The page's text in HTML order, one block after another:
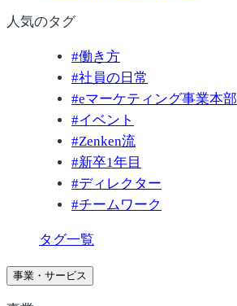
人気のタグ
#働き方
#社員の日常
#eマーケティング事業本部
#イベント
#Zenken流
#新卒1年目
#ディレクター
#チームワーク
タグ一覧
事業・サービス